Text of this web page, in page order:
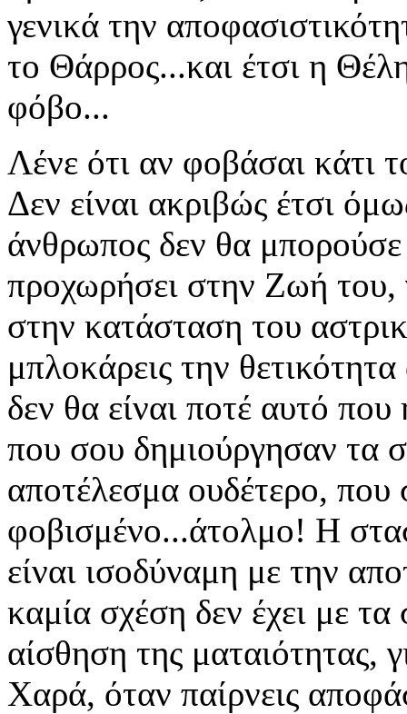
γενικά την
το Θάρρος...και έτσι η
φόβο...
Λένε ότι αν φοβάσαι κάτι
Δεν είναι ακριβώς έτσι
άνθρωπος δεν θα μπορούσε
προχωρήσει στην Ζωή του,
στην κατάσταση του
μπλοκάρεις την
δεν θα είναι ποτέ αυτό
που σου δημιούργησαν τα
αποτέλεσμα ουδέτερο, που
φοβισμένο...άτολμο! Η
είναι ισοδύναμη με την
καμία σχέση δεν έχει με
αίσθηση της ματαιότητας,
Χαρά, όταν παίρνεις